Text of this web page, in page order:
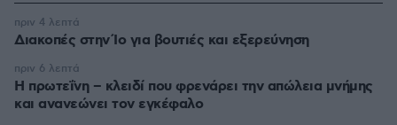
Διακοπές στην Ίο για βουτιές και εξερεύνηση
πριν 4 λεπτά
Η πρωτεΐνη – κλειδί που φρενάρει την απώλεια μνήμης
και ανανεώνει τον εγκέφαλο
πριν 6 λεπτά